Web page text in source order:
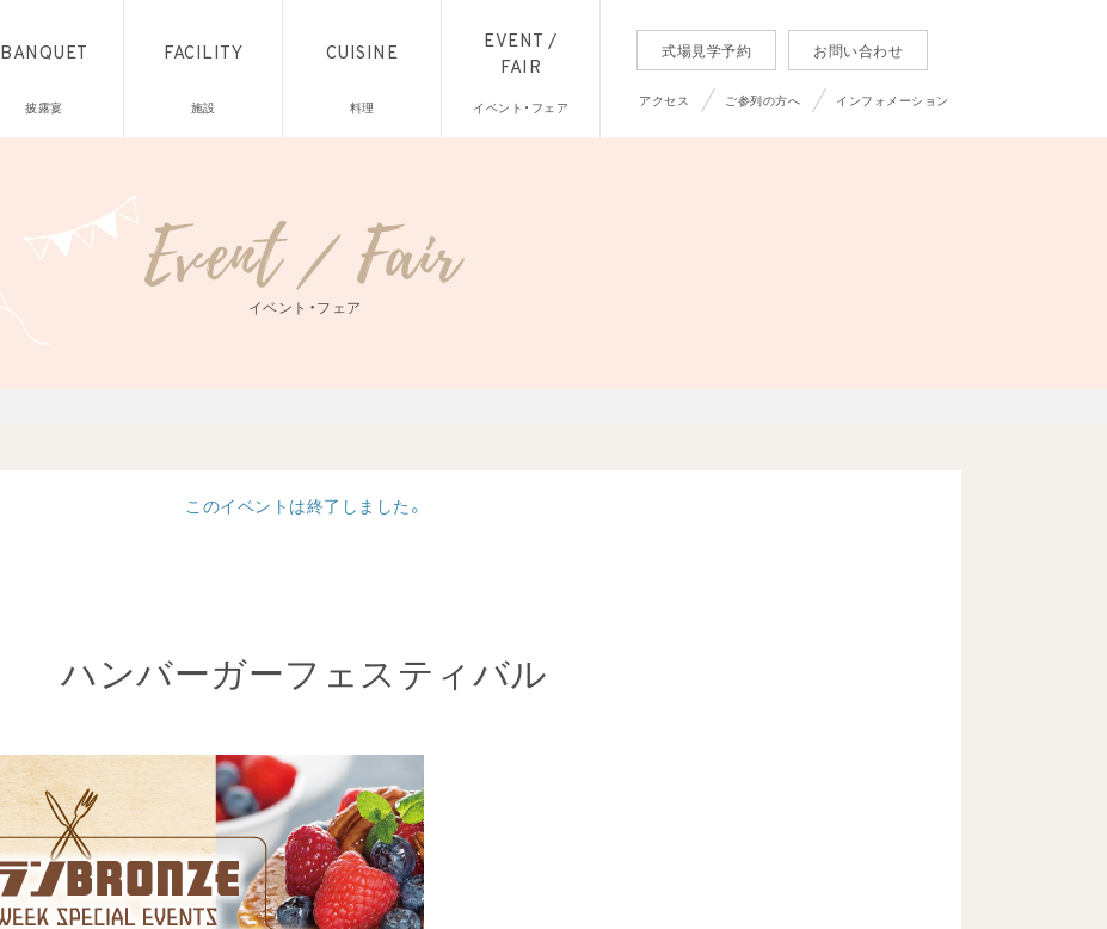
BANQUET
披露宴
FACILITY
施設
CUISINE
料理
EVENT /
FAIR
イベント・フェア
式場見学予約 お問い合わせ
アクセス ご参列の方へ インフォメーション
イベント・フェア
このイベントは終了しました。
ハンバーガーフェスティバル